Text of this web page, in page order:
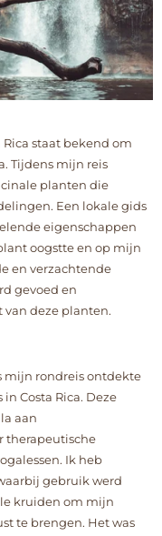
Rica staat bekend om
Tijdens mijn reis
planten die
Een lokale gids
eigenschappen
oogstte en op mijn
en verzachtende
gevoed en
deze planten.
mijn rondreis ontdekte
Costa Rica. Deze
aan
therapeutische
Ik heb
gebruik werd
kruiden om mijn
te brengen. Het was